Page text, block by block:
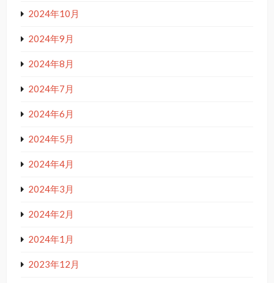
2024年10月
2024年9月
2024年8月
2024年7月
2024年6月
2024年5月
2024年4月
2024年3月
2024年2月
2024年1月
2023年12月